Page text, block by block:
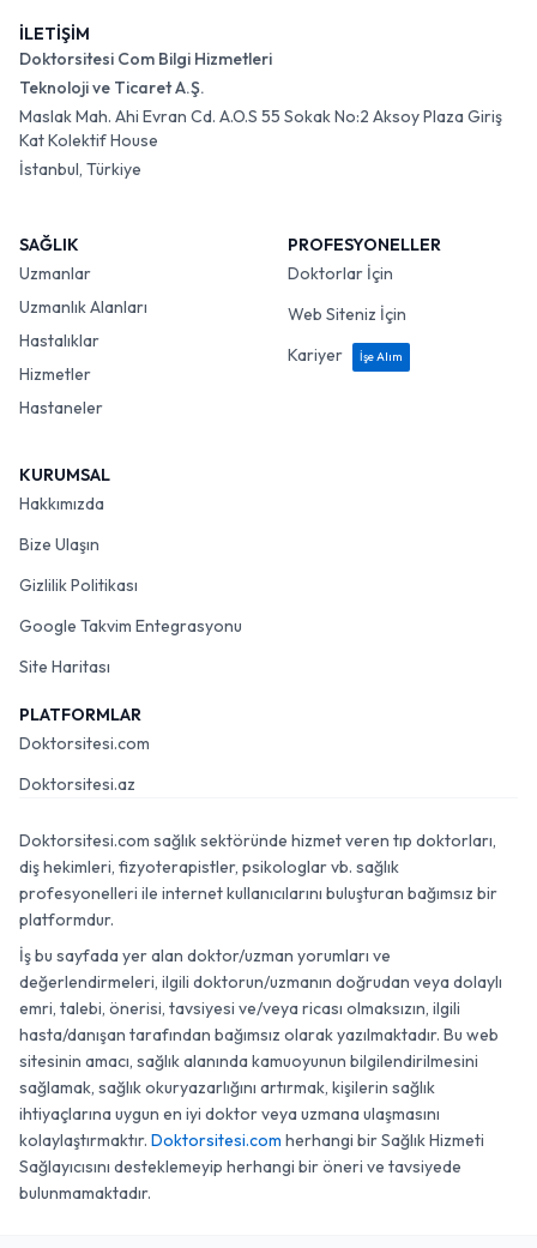
İLETİŞİM
Doktorsitesi Com Bilgi Hizmetleri
Teknoloji ve Ticaret A.Ş.
Maslak Mah. Ahi Evran Cd. A.O.S 55 Sokak No:2 Aksoy Plaza Giriş
Kat Kolektif House
İstanbul, Türkiye
SAĞLIK
Uzmanlar
Uzmanlık Alanları
Hastalıklar
Hizmetler
Hastaneler
PROFESYONELLER
Doktorlar İçin
Web Siteniz İçin
Kariyer
İşe Alım
KURUMSAL
Hakkımızda
Bize Ulaşın
Gizlilik Politikası
Google Takvim Entegrasyonu
Site Haritası
PLATFORMLAR
Doktorsitesi.com
Doktorsitesi.az
Doktorsitesi.com sağlık sektöründe hizmet veren tıp doktorları,
diş hekimleri, fizyoterapistler, psikologlar vb. sağlık
profesyonelleri ile internet kullanıcılarını buluşturan bağımsız bir
platformdur.
İş bu sayfada yer alan doktor/uzman yorumları ve
değerlendirmeleri, ilgili doktorun/uzmanın doğrudan veya dolaylı
emri, talebi, önerisi, tavsiyesi ve/veya ricası olmaksızın, ilgili
hasta/danışan tarafından bağımsız olarak yazılmaktadır. Bu web
sitesinin amacı, sağlık alanında kamuoyunun bilgilendirilmesini
sağlamak, sağlık okuryazarlığını artırmak, kişilerin sağlık
ihtiyaçlarına uygun en iyi doktor veya uzmana ulaşmasını
kolaylaştırmaktır. Doktorsitesi.com herhangi bir Sağlık Hizmeti
Sağlayıcısını desteklemeyip herhangi bir öneri ve tavsiyede
bulunmamaktadır.